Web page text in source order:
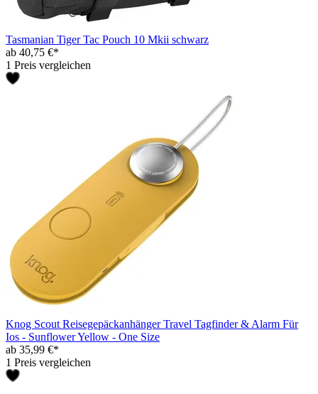
Tasmanian Tiger Tac Pouch 10 Mkii schwarz
ab 40,75 €*
1 Preis vergleichen
Knog Scout Reisegepäckanhänger Travel Tagfinder & Alarm Für
Ios - Sunflower Yellow - One Size
ab 35,99 €*
1 Preis vergleichen